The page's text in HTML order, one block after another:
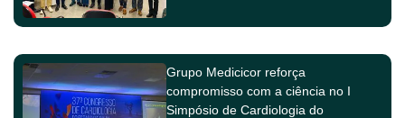
Grupo Medicicor reforça
compromisso com a ciência no I
Simpósio de Cardiologia do